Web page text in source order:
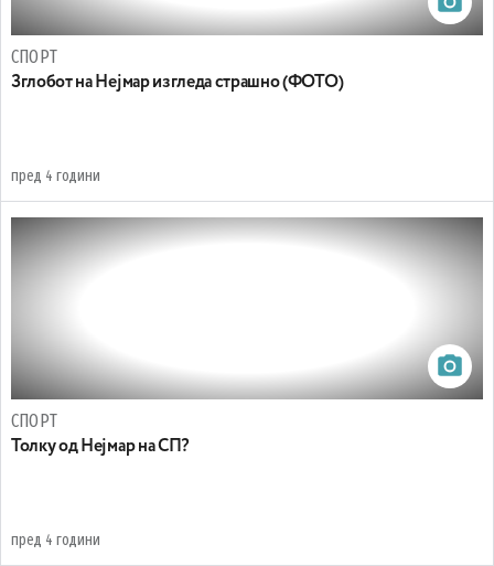
СПОРТ
Зглобот на Нејмар изгледа страшно (ФОТО)
пред 4 години
СПОРТ
Toлку од Нејмар на СП?
пред 4 години